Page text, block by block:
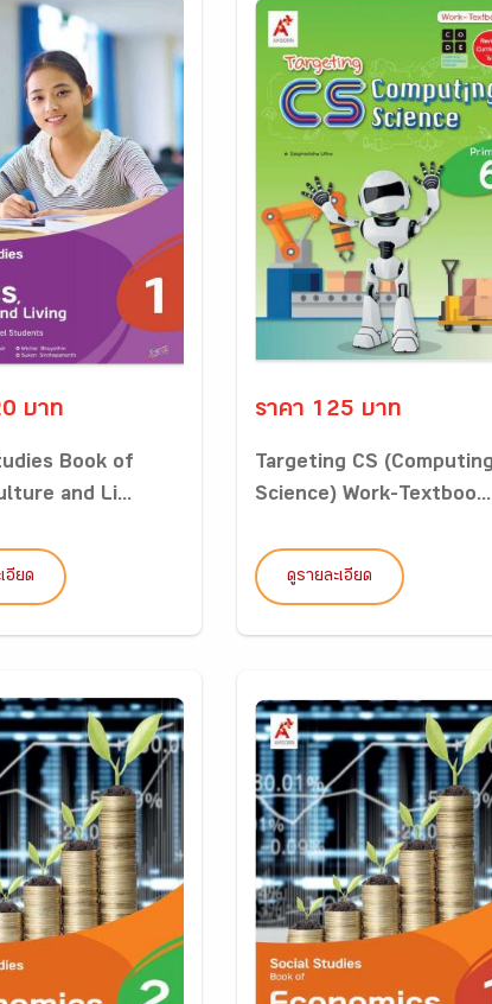
บาท
Book of
and Li...
อียด
ราคา 125 บาท
Targeting CS (Computing
Science) Work-Textboo...
ดูรายละเอียด